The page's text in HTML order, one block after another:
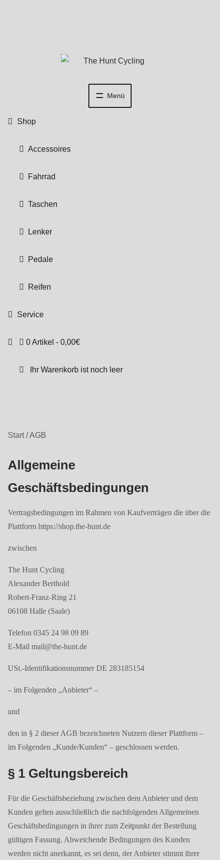
Menü
Shop
Accessoires
Fahrrad
Taschen
Lenker
Pedale
Reifen
Service
0 Artikel 0,00€
Ihr Warenkorb ist noch leer
Start/AGB
Allgemeine
Geschäftsbedingungen
Vertragsbedingungen im Rahmen von Kaufverträgen die über die
Plattform https://shop.the-hunt.de
zwischen
The Hunt Cycling
Alexander Berthold
Robert-Franz-Ring 21
06108 Halle (Saale)
Telefon 0345 24 98 09 89
E-Mail mail@the-hunt.de
USt.-Identifikationsnummer DE 283185154
– im Folgenden „Anbieter“ –
und
den in § 2 dieser AGB bezeichneten Nutzern dieser Plattform –
im Folgenden „Kunde/Kunden“ – geschlossen werden.
§ 1 Geltungsbereich
Für die Geschäftsbeziehung zwischen dem Anbieter und dem
Kunden gelten ausschließlich die nachfolgenden Allgemeinen
Geschäftsbedingungen in ihrer zum Zeitpunkt der Bestellung
gültigen Fassung. Abweichende Bedingungen des Kunden
werden nicht anerkannt, es sei denn, der Anbieter stimmt ihrer